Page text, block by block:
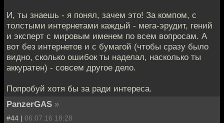
И, ты знаешь - я понял, зачем это! За компом, с
толстыми интернетами каждый - мега-эрудит, гений
и эксперт с мировым именем по всем вопросам. А
вот без интернетов и с бумагой (чтобы сразу было
видно, сколько ошибок ты наделал, насколько ты
аккуратен) - совсем другое дело.
Попробуй хотя бы за ради интереса.
PanzerGAS »
#44 | 06.07.16 18:28